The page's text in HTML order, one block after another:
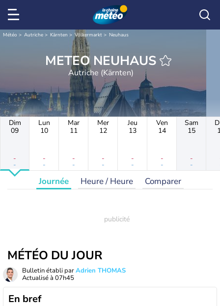
Météo Autriche Kärnten Völkermarkt Neuhaus
METEO NEUHAUS
Autriche (Kärnten)
Dim
09
-
-
Lun
10
-
-
Mar
11
-
-
Mer
12
-
-
Jeu
13
-
-
Ven
14
-
-
Sam
15
-
-
Journée Heure / Heure Comparer
MÉTÉO DU JOUR
Bulletin établi parAdrien THOMAS
Actualisé à 07h45
En bref